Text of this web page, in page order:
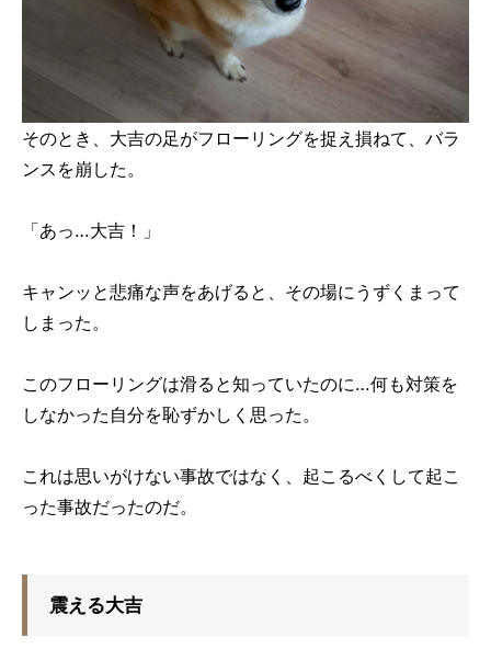
そのとき、大吉の足がフローリングを捉え損ねて、バラ
ンスを崩した。
「あっ…大吉！」
キャンッと悲痛な声をあげると、その場にうずくまって
しまった。
このフローリングは滑ると知っていたのに…何も対策を
しなかった自分を恥ずかしく思った。
これは思いがけない事故ではなく、起こるべくして起こ
った事故だったのだ。
震える大吉